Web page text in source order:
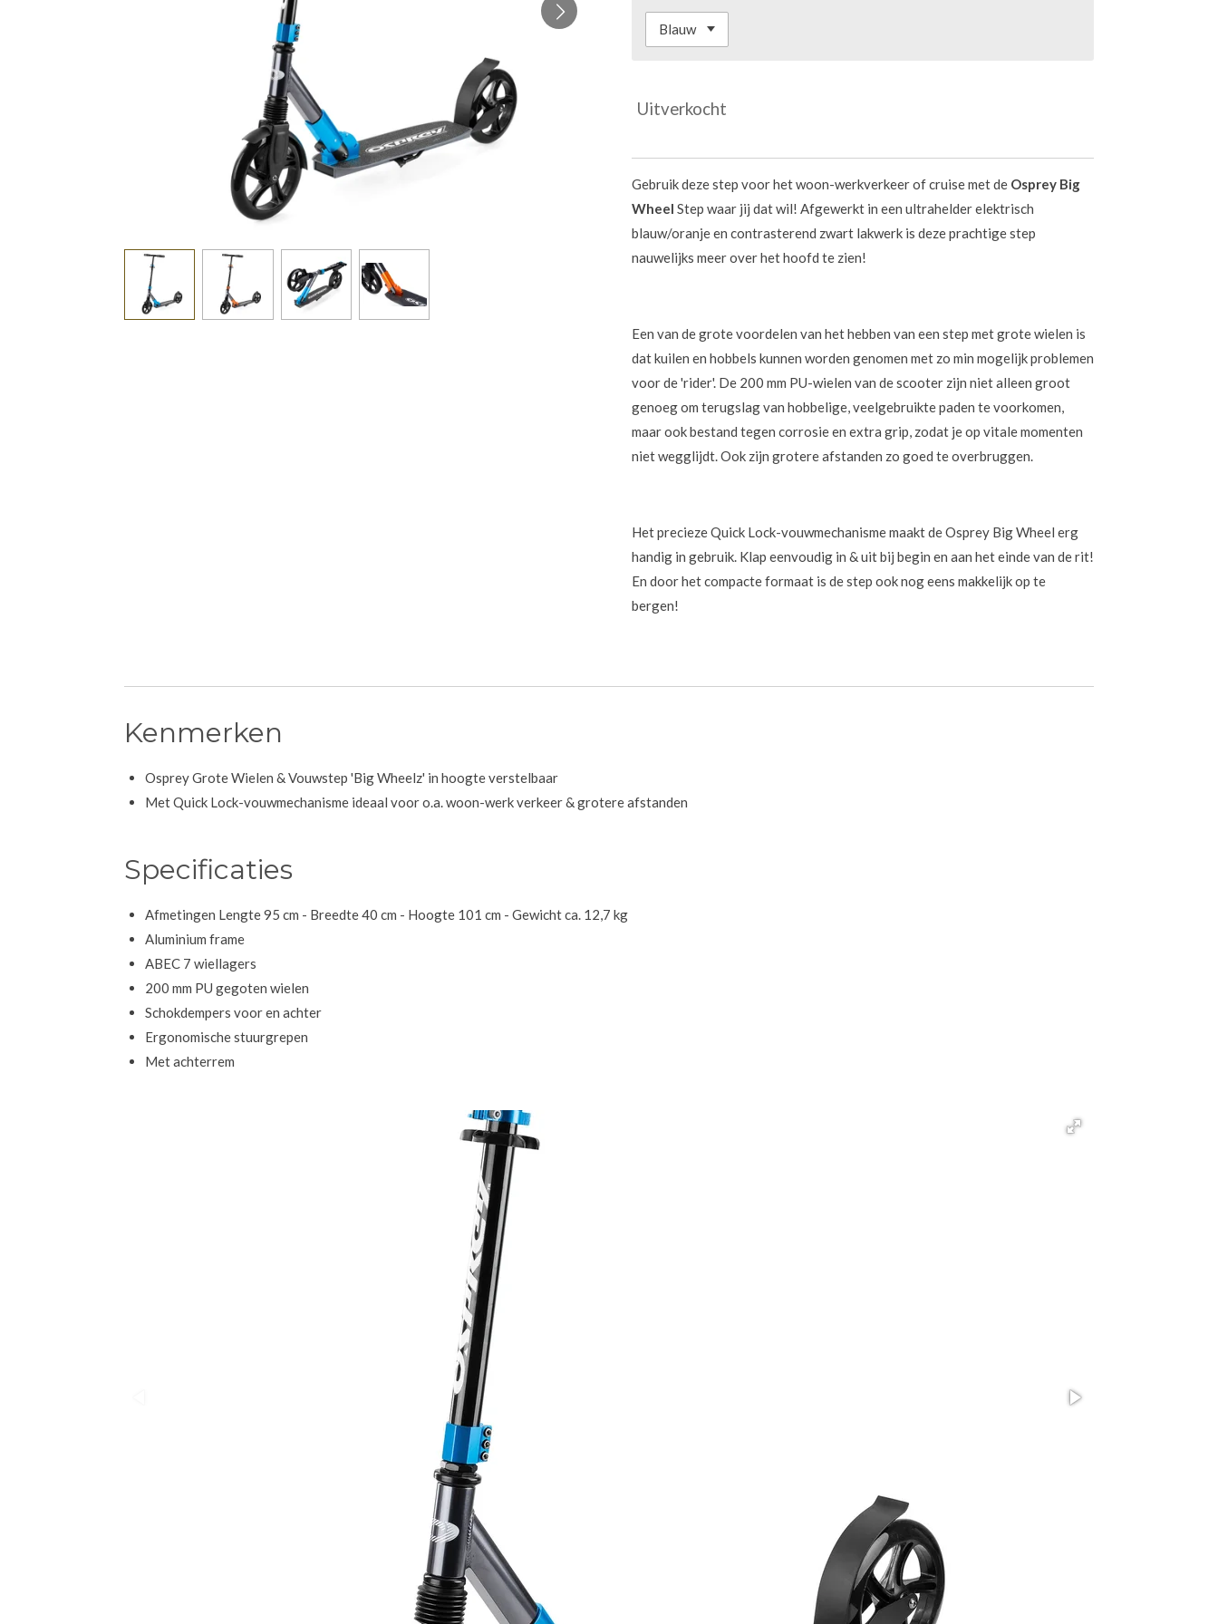
Uitverkocht
Gebruik deze step voor het woon-werkverkeer of cruise met de Osprey Big
Wheel Step waar jij dat wil! Afgewerkt in een ultrahelder elektrisch
blauw/oranje en contrasterend zwart lakwerk is deze prachtige step
nauwelijks meer over het hoofd te zien!
Een van de grote voordelen van het hebben van een step met grote wielen is
dat kuilen en hobbels kunnen worden genomen met zo min mogelijk problemen
voor de 'rider'. De 200 mm PU-wielen van de scooter zijn niet alleen groot
genoeg om terugslag van hobbelige, veelgebruikte paden te voorkomen,
maar ook bestand tegen corrosie en extra grip, zodat je op vitale momenten
niet wegglijdt. Ook zijn grotere afstanden zo goed te overbruggen.
Het precieze Quick Lock-vouwmechanisme maakt de Osprey Big Wheel erg
handig in gebruik. Klap eenvoudig in & uit bij begin en aan het einde van de rit!
En door het compacte formaat is de step ook nog eens makkelijk op te
bergen!
Kenmerken
Osprey Grote Wielen & Vouwstep 'Big Wheelz' in hoogte verstelbaar
Met Quick Lock-vouwmechanisme ideaal voor o.a. woon-werk verkeer & grotere afstanden
Specificaties
Afmetingen Lengte 95 cm - Breedte 40 cm - Hoogte 101 cm - Gewicht ca. 12,7 kg
Aluminium frame
ABEC 7 wiellagers
200 mm PU gegoten wielen
Schokdempers voor en achter
Ergonomische stuurgrepen
Met achterrem